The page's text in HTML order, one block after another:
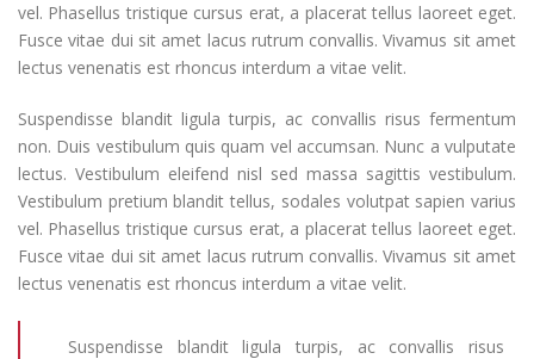
vel. Phasellus tristique cursus erat, a placerat tellus laoreet eget.
Fusce vitae dui sit amet lacus rutrum convallis. Vivamus sit amet
lectus venenatis est rhoncus interdum a vitae velit.
Suspendisse blandit ligula turpis, ac convallis risus fermentum
non. Duis vestibulum quis quam vel accumsan. Nunc a vulputate
lectus. Vestibulum eleifend nisl sed massa sagittis vestibulum.
Vestibulum pretium blandit tellus, sodales volutpat sapien varius
vel. Phasellus tristique cursus erat, a placerat tellus laoreet eget.
Fusce vitae dui sit amet lacus rutrum convallis. Vivamus sit amet
lectus venenatis est rhoncus interdum a vitae velit.
Suspendisse blandit ligula turpis, ac convallis risus